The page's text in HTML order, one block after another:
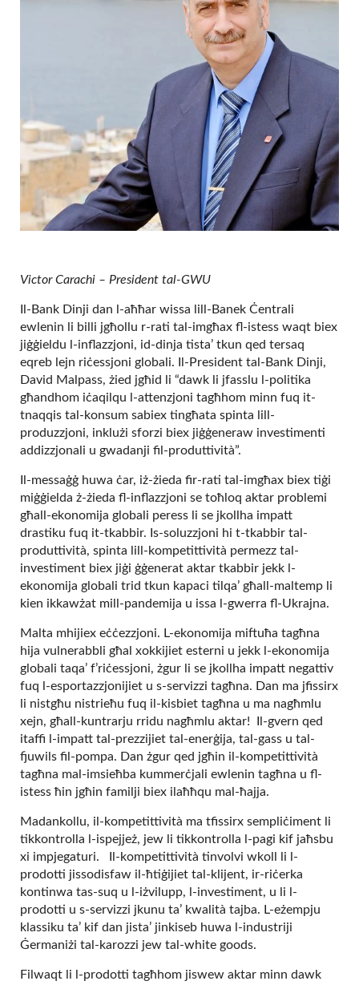
Victor Carachi – President tal-GWU
Il-Bank Dinji dan l-aħħar wissa lill-Banek Ċentrali
ewlenin li billi jgħollu r-rati tal-imgħax fl-istess waqt biex
jiġġieldu l-inflazzjoni, id-dinja tista’ tkun qed tersaq
eqreb lejn riċessjoni globali. Il-President tal-Bank Dinji,
David Malpass, żied jgħid li “dawk li jfasslu l-politika
għandhom iċaqilqu l-attenzjoni tagħhom minn fuq it-
tnaqqis tal-konsum sabiex tingħata spinta lill-
produzzjoni, inklużi sforzi biex jiġġeneraw investimenti
addizzjonali u gwadanji fil-produttività”.
Il-messaġġ huwa ċar, iż-żieda fir-rati tal-imgħax biex tiġi
miġġielda ż-żieda fl-inflazzjoni se toħloq aktar problemi
għall-ekonomija globali peress li se jkollha impatt
drastiku fuq it-tkabbir. Is-soluzzjoni hi t-tkabbir tal-
produttività, spinta lill-kompetittività permezz tal-
investiment biex jiġi ġġenerat aktar tkabbir jekk l-
ekonomija globali trid tkun kapaci tilqa’ għall-maltemp li
kien ikkawżat mill-pandemija u issa l-gwerra fl-Ukrajna.
Malta mhijiex eċċezzjoni. L-ekonomija miftuħa tagħna
hija vulnerabbli għal xokkijiet esterni u jekk l-ekonomija
globali taqa’ f’riċessjoni, żgur li se jkollha impatt negattiv
fuq l-esportazzjonijiet u s-servizzi tagħna. Dan ma jfissirx
li nistgħu nistrieħu fuq il-kisbiet tagħna u ma nagħmlu
xejn, għall-kuntrarju rridu nagħmlu aktar! Il-gvern qed
itaffi l-impatt tal-prezzijiet tal-enerġija, tal-gass u tal-
fjuwils fil-pompa. Dan żgur qed jgħin il-kompetittività
tagħna mal-imsieħba kummerċjali ewlenin tagħna u fl-
istess ħin jgħin familji biex ilaħħqu mal-ħajja.
Madankollu, il-kompetittività ma tfissirx sempliċiment li
tikkontrolla l-ispejjeż, jew li tikkontrolla l-pagi kif jaħsbu
xi impjegaturi. Il-kompetittività tinvolvi wkoll li l-
prodotti jissodisfaw il-ħtiġijiet tal-klijent, ir-riċerka
kontinwa tas-suq u l-iżvilupp, l-investiment, u li l-
prodotti u s-servizzi jkunu ta’ kwalità tajba. L-eżempju
klassiku ta’ kif dan jista’ jinkiseb huwa l-industriji
Ġermaniżi tal-karozzi jew tal-white goods.
Filwaqt li l-prodotti tagħhom jiswew aktar minn dawk